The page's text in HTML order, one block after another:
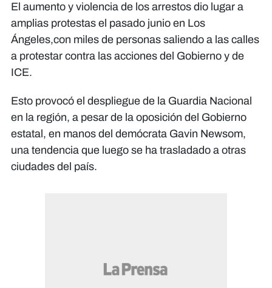
El aumento y violencia de los arrestos dio lugar a
amplias protestas el pasado junio en Los
Ángeles,con miles de personas saliendo a las calles
a protestar contra las acciones del Gobierno y de
ICE.
Esto provocó el despliegue de la Guardia Nacional
en la región, a pesar de la oposición del Gobierno
estatal, en manos del demócrata Gavin Newsom,
una tendencia que luego se ha trasladado a otras
ciudades del país.